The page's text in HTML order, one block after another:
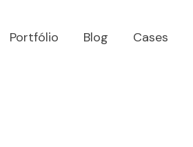
Portfólio Blog Cases